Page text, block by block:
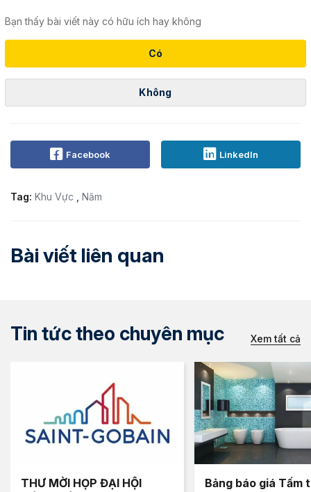
Bạn thấy bài viết này có hữu ích hay không
Có
Không
Facebook LinkedIn
Tag: Khu Vực Năm
Bài viết liên quan
Tin tức theo chuyên mục Xem tất cả
THƯ MỜI HỌP ĐẠI HỘI
Bảng báo giá Tấm